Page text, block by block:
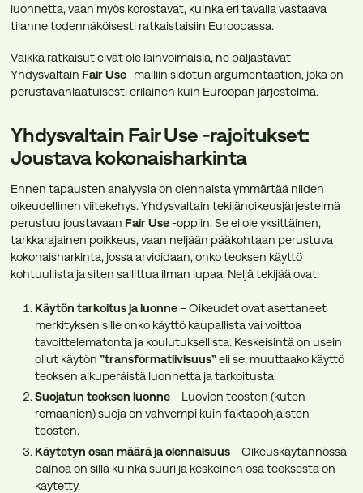
luonnetta, vaan myös korostavat, kuinka eri tavalla vastaava
tilanne todennäköisesti ratkaistaisiin Euroopassa.
Vaikka ratkaisut eivät ole lainvoimaisia, ne paljastavat
Yhdysvaltain Fair Use-malliin sidotun argumentaation, joka on
perustavanlaatuisesti erilainen kuin Euroopan järjestelmä.
Yhdysvaltain Fair Use -rajoitukset:
Joustava kokonaisharkinta
Ennen tapausten analyysia on olennaista ymmärtää niiden
oikeudellinen viitekehys. Yhdysvaltain tekijänoikeusjärjestelmä
perustuu joustavaan Fair Use-oppiin. Se ei ole yksittäinen,
tarkkarajainen poikkeus, vaan neljään pääkohtaan perustuva
kokonaisharkinta, jossa arvioidaan, onko teoksen käyttö
kohtuullista ja siten sallittua ilman lupaa. Neljä tekijää ovat:
Käytön tarkoitus ja luonne– Oikeudet ovat asettaneet
merkityksen sille onko käyttö kaupallista vai voittoa
tavoittelematonta ja koulutuksellista. Keskeisintä on usein
ollut käytön”transformatiivisuus”eli se, muuttaako käyttö
teoksen alkuperäistä luonnetta ja tarkoitusta.
Suojatun teoksen luonne– Luovien teosten (kuten
romaanien) suoja on vahvempi kuin faktapohjaisten
teosten.
Käytetyn osan määrä ja olennaisuus– Oikeuskäytännössä
painoa on sillä kuinka suuri ja keskeinen osa teoksesta on
käytetty.